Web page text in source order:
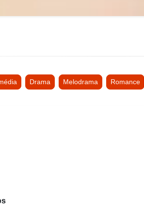
Drama Melodrama Romance